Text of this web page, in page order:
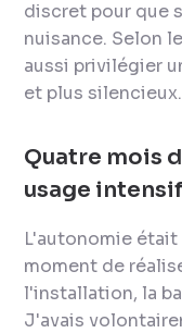
discret pour que
nuisance. Selon
aussi privilégier
et plus silencieux.
Quatre mois
usage intensif
L'autonomie
moment de
l'installation, la
J'avais